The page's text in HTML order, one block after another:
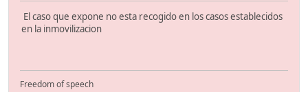
El caso que expone no esta recogido en los casos establecidos
en la inmovilizacion
Freedom of speech